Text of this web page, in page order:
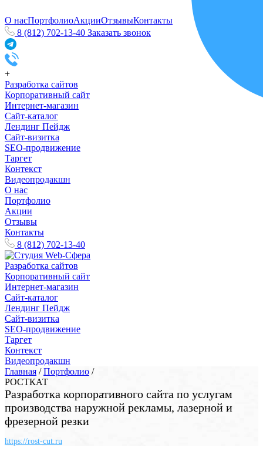
О насПортфолиоАкцииОтзывыКонтакты
8 (812) 702-13-40 Заказать звонок
+
Разработка сайтов
Корпоративный сайт
Интернет-магазин
Сайт-каталог
Лендинг Пейдж
Сайт-визитка
SEO-продвижение
Таргет
Контекст
Видеопродакшн
О нас
Портфолио
Акции
Отзывы
Контакты
8 (812) 702-13-40
Разработка сайтов
Корпоративный сайт
Интернет-магазин
Сайт-каталог
Лендинг Пейдж
Сайт-визитка
SEO-продвижение
Таргет
Контекст
Видеопродакшн
Главная /Портфолио /
РОСТКАТ
Разработка корпоративного сайта по услугам
производства наружной рекламы, лазерной и
фрезерной резки
https://rost-cut.ru